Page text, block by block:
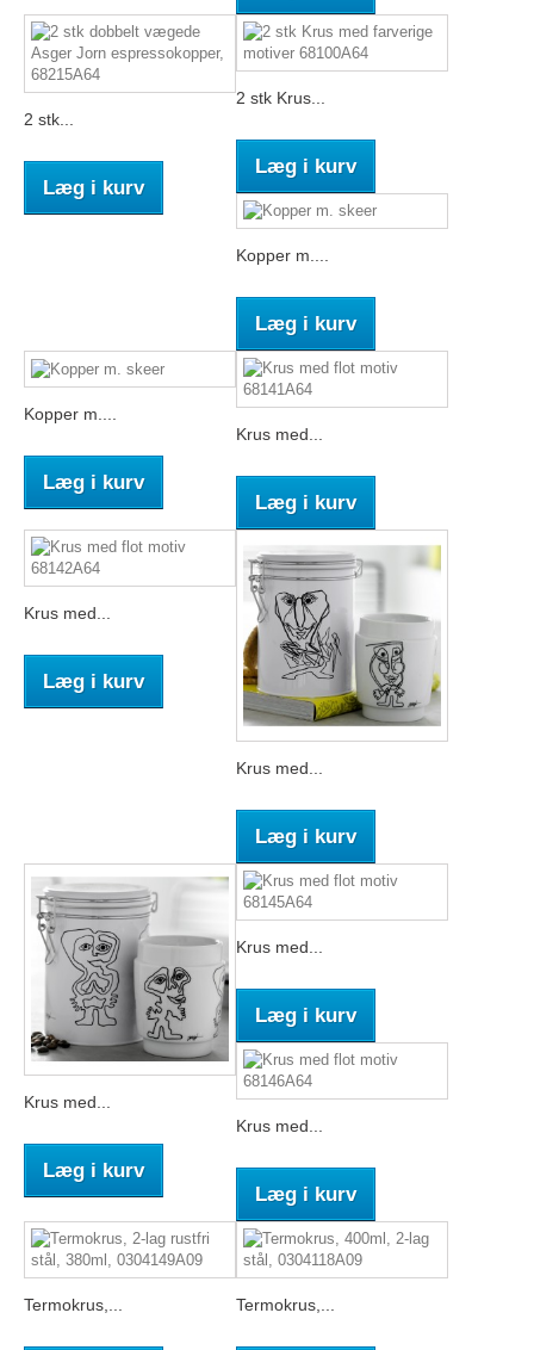
2 stk...
Læg i kurv
2 stk Krus...
Læg i kurv
Kopper m....
Læg i kurv
Kopper m....
Læg i kurv
Krus med...
Læg i kurv
Krus med...
Læg i kurv
Krus med...
Læg i kurv
Krus med...
Læg i kurv
Krus med...
Læg i kurv
Krus med...
Læg i kurv
Termokrus,... Termokrus,...